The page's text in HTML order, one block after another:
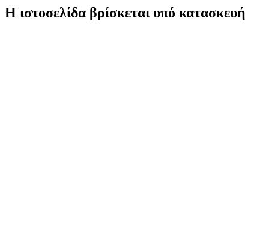
Η ιστοσελίδα βρίσκεται υπό κατασκευή